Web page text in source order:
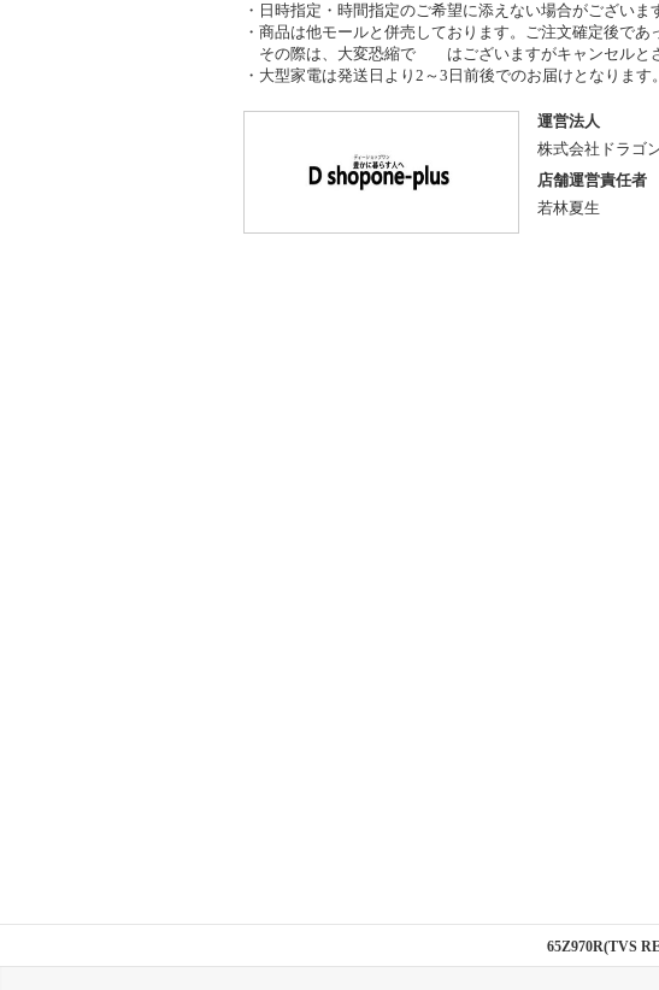
・日時指定・時間指定のご希望に添えない場合がございま
・商品は他モールと併売しております。ご注文確定後であ
その際は、大変恐縮で はございますがキャンセルとさ
・大型家電は発送日より2～3日前後でのお届けとなります。
運営法人
株式会社ドラゴ
店舗運営責任者
若林夏生
65Z970R(TVS